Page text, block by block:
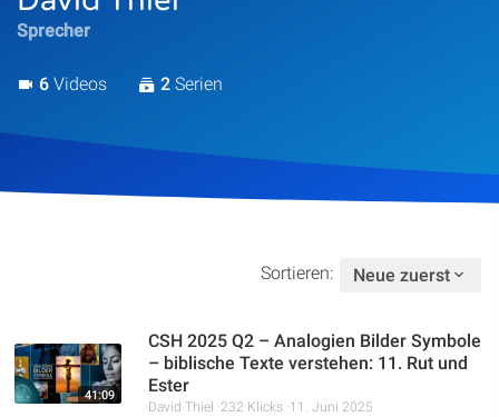
Sprecher
6 Videos 2 Serien
Sortieren: Neue zuerst
41:09
CSH 2025 Q2 – Analogien Bilder Symbole
– biblische Texte verstehen: 11. Rut und
Ester
David Thiel 232 Klicks 11. Juni 2025
Kontakt
Spenden